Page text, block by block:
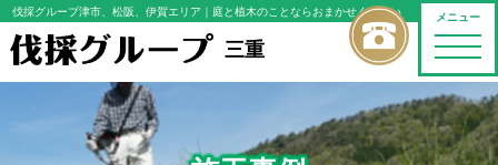
メニュー
toggle
伐採グループ津市、松阪、伊賀エリア ｜庭と植木のことならおまかせください
三重